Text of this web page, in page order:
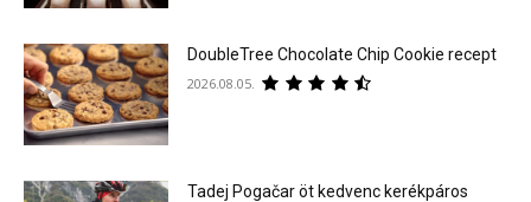
DoubleTree Chocolate Chip Cookie recept
2026.08.05.
Tadej Pogačar öt kedvenc kerékpáros